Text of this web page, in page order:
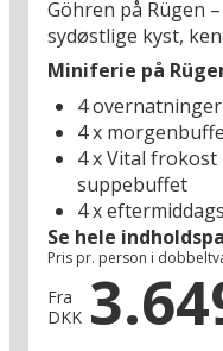
Göhren på Rügen
sydøstlige kyst,
brede sandstrande
strandpromenade
butikker og
er atmosfæren
ferierytme, hvor
og naturligt.
eller vennerne,
fordybelse, og med
havudsigt, bio-
behandlinger er
kroppen falder til
Miniferie på
4 overnatninger
4 x
4 x Vital frokost
suppebuffet
4 x
Se hele
Pris pr. person i
Fra
DKK